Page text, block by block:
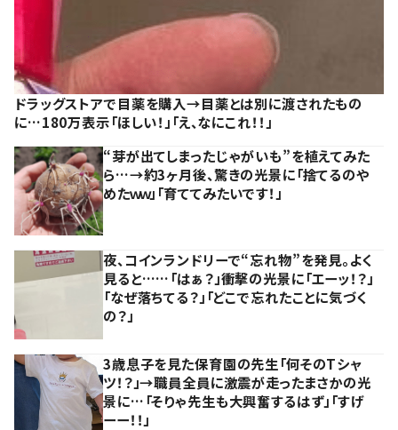
ドラッグストアで目薬を購入→目薬とは別に渡されたもの
に…180万表示「ほしい！」「え、なにこれ！！」
“芽が出てしまったじゃがいも”を植えてみた
ら…→約3ヶ月後、驚きの光景に「捨てるのや
めたｗｗ」「育ててみたいです！」
夜、コインランドリーで“忘れ物”を発見。よく
見ると……「はぁ？」衝撃の光景に「エーッ！？」
「なぜ落ちてる？」「どこで忘れたことに気づく
の？」
3歳息子を見た保育園の先生「何そのTシャ
ツ！？」→職員全員に激震が走ったまさかの光
景に…「そりゃ先生も大興奮するはず」「すげ
ーー！！」